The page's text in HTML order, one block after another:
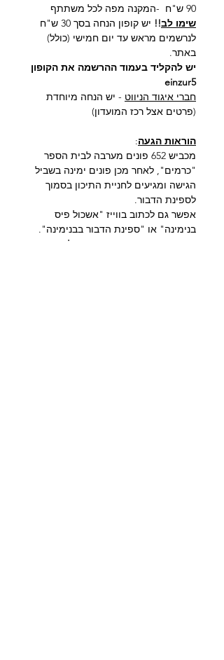
90 ש"ח  -המקנה מפה לכל משתתף
שימו לב!!
יש קופון הנחה בסך 30 ש"ח
לנרשמים מראש עד יום חמישי (כולל)
באתר.
יש להקליד בעמוד ההרשמה את הקופון
einzur5
חברי איגוד הניווט - יש הנחה מיוחדת
(פרטים אצל רכז המועדון)
הוראות הגעה:
מכביש 652 פונים מערבה לבית הספר
"כרמים", לאחר מכן פונים ימינה בשביל
הגישה ומגיעים לחניית התיכון בסמוך
לספינת הדבור.
אפשר גם לכתוב בווייז "אשכול פיס
בנימינה" או "ספינת הדבור בבנימינה".
חנייה בשפע בחניון התיכון, נא לחנות